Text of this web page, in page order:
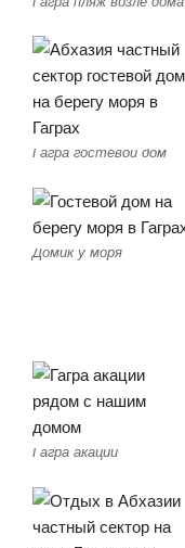
Гагра гостевой дом
Домик у моря
Гагра акации